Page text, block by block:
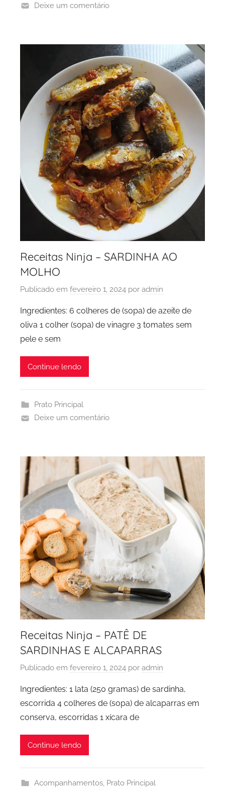
Deixe um comentário
Receitas Ninja – SARDINHA AO
MOLHO
Publicado em fevereiro 1, 2024 por admin
Ingredientes: 6 colheres de (sopa) de azeite de
oliva 1 colher (sopa) de vinagre 3 tomates sem
pele e sem
Continue lendo
Prato Principal
Deixe um comentário
Receitas Ninja – PATÊ DE
SARDINHAS E ALCAPARRAS
Publicado em fevereiro 1, 2024 por admin
Ingredientes: 1 lata (250 gramas) de sardinha,
escorrida 4 colheres de (sopa) de alcaparras em
conserva, escorridas 1 xícara de
Continue lendo
Acompanhamentos, Prato Principal